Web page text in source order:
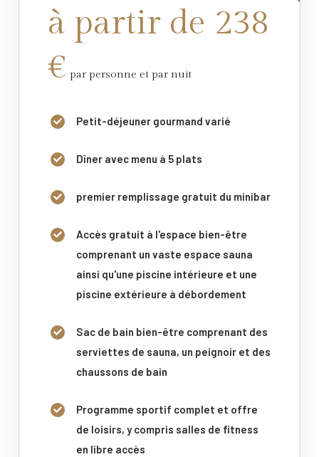
à partir de 238
€ par personne et par nuit
Petit-déjeuner gourmand varié
Dîner avec menu à 5 plats
premier remplissage gratuit du minibar
Accès gratuit à l'espace bien-être
comprenant un vaste espace sauna
ainsi qu'une piscine intérieure et une
piscine extérieure à débordement
Sac de bain bien-être comprenant des
serviettes de sauna, un peignoir et des
chaussons de bain
Programme sportif complet et offre
de loisirs, y compris salles de fitness
en libre accès